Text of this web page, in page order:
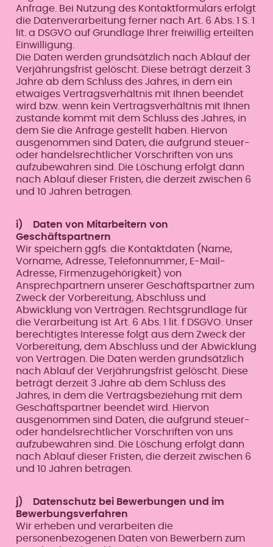
Anfrage. Bei Nutzung des Kontaktformulars erfolgt
die Datenverarbeitung ferner nach Art. 6 Abs. 1 S. 1
lit. a DSGVO auf Grundlage Ihrer freiwillig erteilten
Einwilligung.
Die Daten werden grundsätzlich nach Ablauf der
Verjährungsfrist gelöscht. Diese beträgt derzeit 3
Jahre ab dem Schluss des Jahres, in dem ein
etwaiges Vertragsverhältnis mit Ihnen beendet
wird bzw. wenn kein Vertragsverhältnis mit Ihnen
zustande kommt mit dem Schluss des Jahres, in
dem Sie die Anfrage gestellt haben. Hiervon
ausgenommen sind Daten, die aufgrund steuer-
oder handelsrechtlicher Vorschriften von uns
aufzubewahren sind. Die Löschung erfolgt dann
nach Ablauf dieser Fristen, die derzeit zwischen 6
und 10 Jahren betragen.
i) Daten von Mitarbeitern von
Geschäftspartnern
Wir speichern ggfs. die Kontaktdaten (Name,
Vorname, Adresse, Telefonnummer, E-Mail-
Adresse, Firmenzugehörigkeit) von
Ansprechpartnern unserer Geschäftspartner zum
Zweck der Vorbereitung, Abschluss und
Abwicklung von Verträgen. Rechtsgrundlage für
die Verarbeitung ist Art. 6 Abs. 1 lit. f DSGVO. Unser
berechtigtes Interesse folgt aus dem Zweck der
Vorbereitung, dem Abschluss und der Abwicklung
von Verträgen. Die Daten werden grundsätzlich
nach Ablauf der Verjährungsfrist gelöscht. Diese
beträgt derzeit 3 Jahre ab dem Schluss des
Jahres, in dem die Vertragsbeziehung mit dem
Geschäftspartner beendet wird. Hiervon
ausgenommen sind Daten, die aufgrund steuer-
oder handelsrechtlicher Vorschriften von uns
aufzubewahren sind. Die Löschung erfolgt dann
nach Ablauf dieser Fristen, die derzeit zwischen 6
und 10 Jahren betragen.
j) Datenschutz bei Bewerbungen und im
Bewerbungsverfahren
Wir erheben und verarbeiten die
personenbezogenen Daten von Bewerbern zum